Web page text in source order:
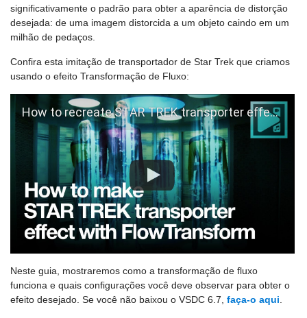
significativamente o padrão para obter a aparência de distorção
desejada: de uma imagem distorcida a um objeto caindo em um
milhão de pedaços.
Confira esta imitação de transportador de Star Trek que criamos
usando o efeito Transformação de Fluxo:
How to recreate STAR TREK transporter effect in VSDC Pro
Neste guia, mostraremos como a transformação de fluxo
funciona e quais configurações você deve observar para obter o
efeito desejado. Se você não baixou o VSDC 6.7, faça-o aqui